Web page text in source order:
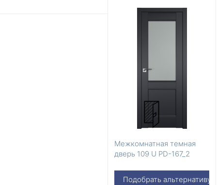
Межкомнатная темная
дверь 109 U PD-167_2
Подобрать альтернативу